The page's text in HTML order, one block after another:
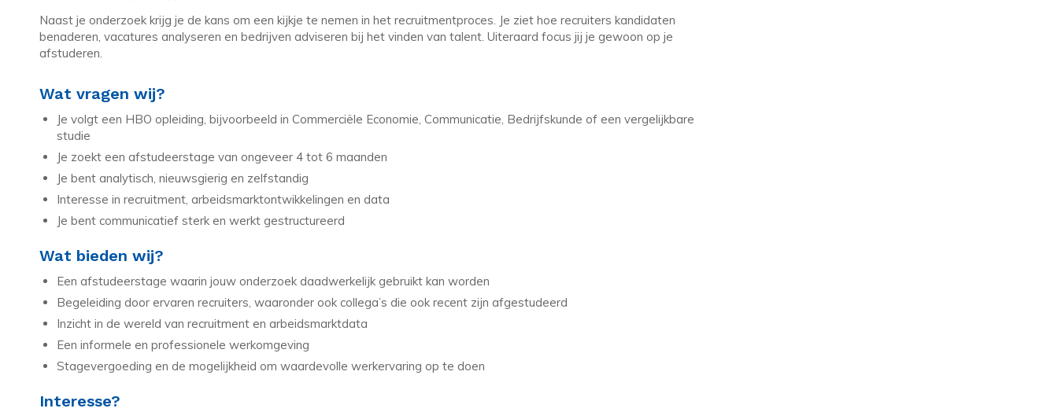
Naast je onderzoek krijg je de kans om een kijkje te nemen in het recruitmentproces. Je ziet hoe recruiters kandidaten
benaderen, vacatures analyseren en bedrijven adviseren bij het vinden van talent. Uiteraard focus jij je gewoon op je
afstuderen.
Wat vragen wij?
Je volgt een HBO opleiding, bijvoorbeeld in Commerciële Economie, Communicatie, Bedrijfskunde of een vergelijkbare
studie
Je zoekt een afstudeerstage van ongeveer 4 tot 6 maanden
Je bent analytisch, nieuwsgierig en zelfstandig
Interesse in recruitment, arbeidsmarktontwikkelingen en data
Je bent communicatief sterk en werkt gestructureerd
Wat bieden wij?
Een afstudeerstage waarin jouw onderzoek daadwerkelijk gebruikt kan worden
Begeleiding door ervaren recruiters, waaronder ook collega’s die ook recent zijn afgestudeerd
Inzicht in de wereld van recruitment en arbeidsmarktdata
Een informele en professionele werkomgeving
Stagevergoeding en de mogelijkheid om waardevolle werkervaring op te doen
Interesse?